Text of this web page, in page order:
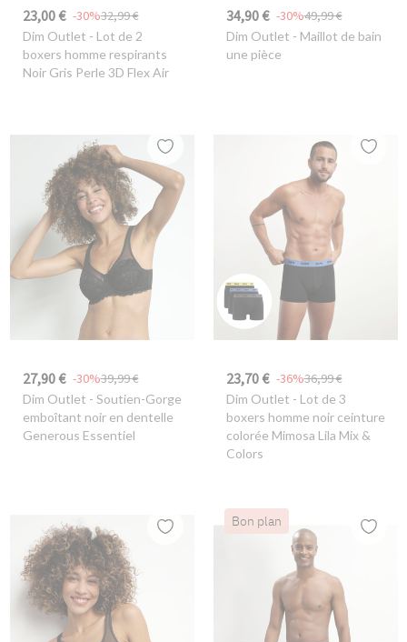
23,00 € 32,99 €
-30%
Dim Outlet - Lot de 2
boxers homme respirants
Noir Gris Perle 3D Flex Air
34,90 € 49,99 €
-30%
Dim Outlet - Maillot de bain
une pièce
27,90 € 39,99 €
-30%
Dim Outlet - Soutien-Gorge
emboîtant noir en dentelle
Generous Essentiel
23,70 € 36,99 €
-36%
Dim Outlet - Lot de 3
boxers homme noir ceinture
colorée Mimosa Lila Mix &
Colors
Bon plan